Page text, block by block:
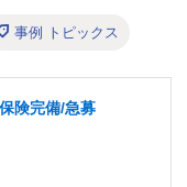
事例 トピックス
険完備/急募